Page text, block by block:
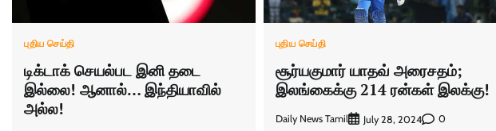
புதிய செய்தி
டிக்டாக் செயல்பட இனி தடை
இல்லை! ஆனால்… இந்தியாவில்
அல்ல!
புதிய செய்தி
சூர்யகுமார் யாதவ் அரைசதம்;
இலங்கைக்கு 214 ரன்கள் இலக்கு!
Daily News Tamil July 28, 2024 0